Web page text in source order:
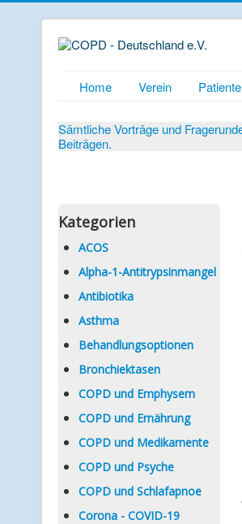
Home Verein
Sämtliche Vorträge und
Beiträgen.
Kategorien
ACOS
Alpha-1-Antitrypsinmangel
Antibiotika
Asthma
Behandlungsoptionen
Bronchiektasen
COPD und Emphysem
COPD und Ernährung
COPD und Medikamente
COPD und Psyche
COPD und Schlafapnoe
Corona - COVID-19